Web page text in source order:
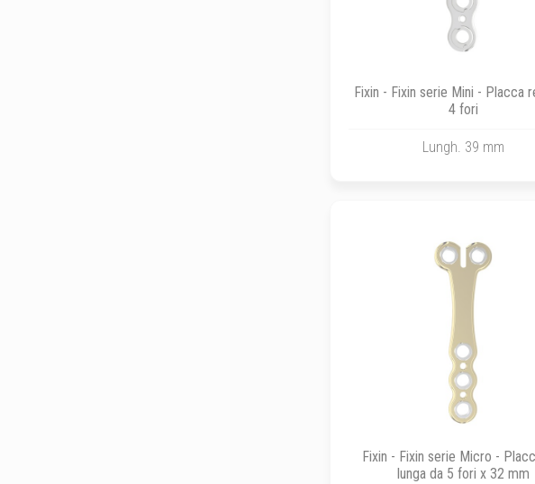
Fixin - Fixin serie Mini - Placca
4 fori
Lungh. 39 mm
Fixin - Fixin serie Micro -
lunga da 5 fori x 32 mm